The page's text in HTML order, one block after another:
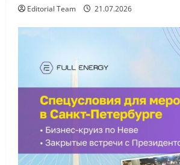
Editorial Team 21.07.2026